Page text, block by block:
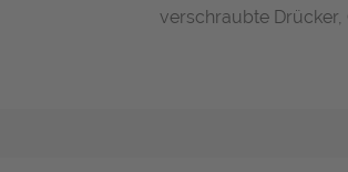
verschraubte